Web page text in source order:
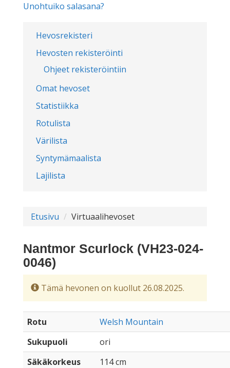
Hevosrekisteri
Hevosten rekisteröinti
Ohjeet rekisteröintiin
Omat hevoset
Statistiikka
Rotulista
Värilista
Syntymämaalista
Lajilista
Unohtuiko salasana?
Etusivu Virtuaalihevoset
Nantmor Scurlock (VH23-024-
0046)
Tämä hevonen on kuollut 26.08.2025.
Rotu
Welsh Mountain
Sukupuoli
ori
Säkäkorkeus
114 cm